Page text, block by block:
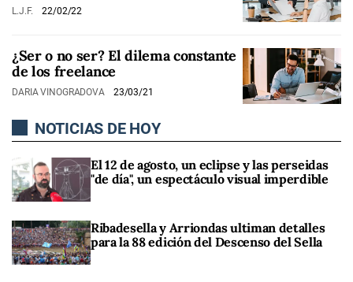
L.J.F. 22/02/22
¿Ser o no ser? El dilema constante
de los freelance
DARIA VINOGRADOVA 23/03/21
NOTICIAS DE HOY
El 12 de agosto, un eclipse y las perseidas
"de día", un espectáculo visual imperdible
Ribadesella y Arriondas ultiman detalles
para la 88 edición del Descenso del Sella